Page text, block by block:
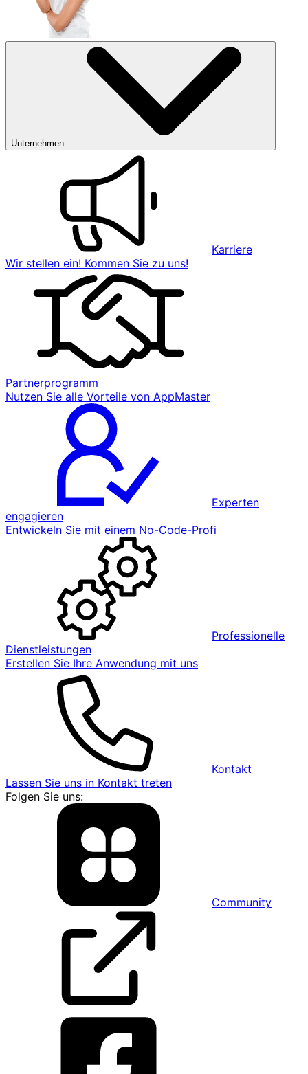
Unternehmen
Karriere
Wir stellen ein! Kommen Sie zu uns!
Partnerprogramm
Nutzen Sie alle Vorteile von AppMaster
Experten
engagieren
Entwickeln Sie mit einem No-Code-Profi
Professionelle
Dienstleistungen
Erstellen Sie Ihre Anwendung mit uns
Kontakt
Lassen Sie uns in Kontakt treten
Folgen Sie uns:
Community